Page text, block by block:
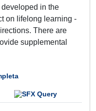
in the
on lifelong learning -
There are
supplemental